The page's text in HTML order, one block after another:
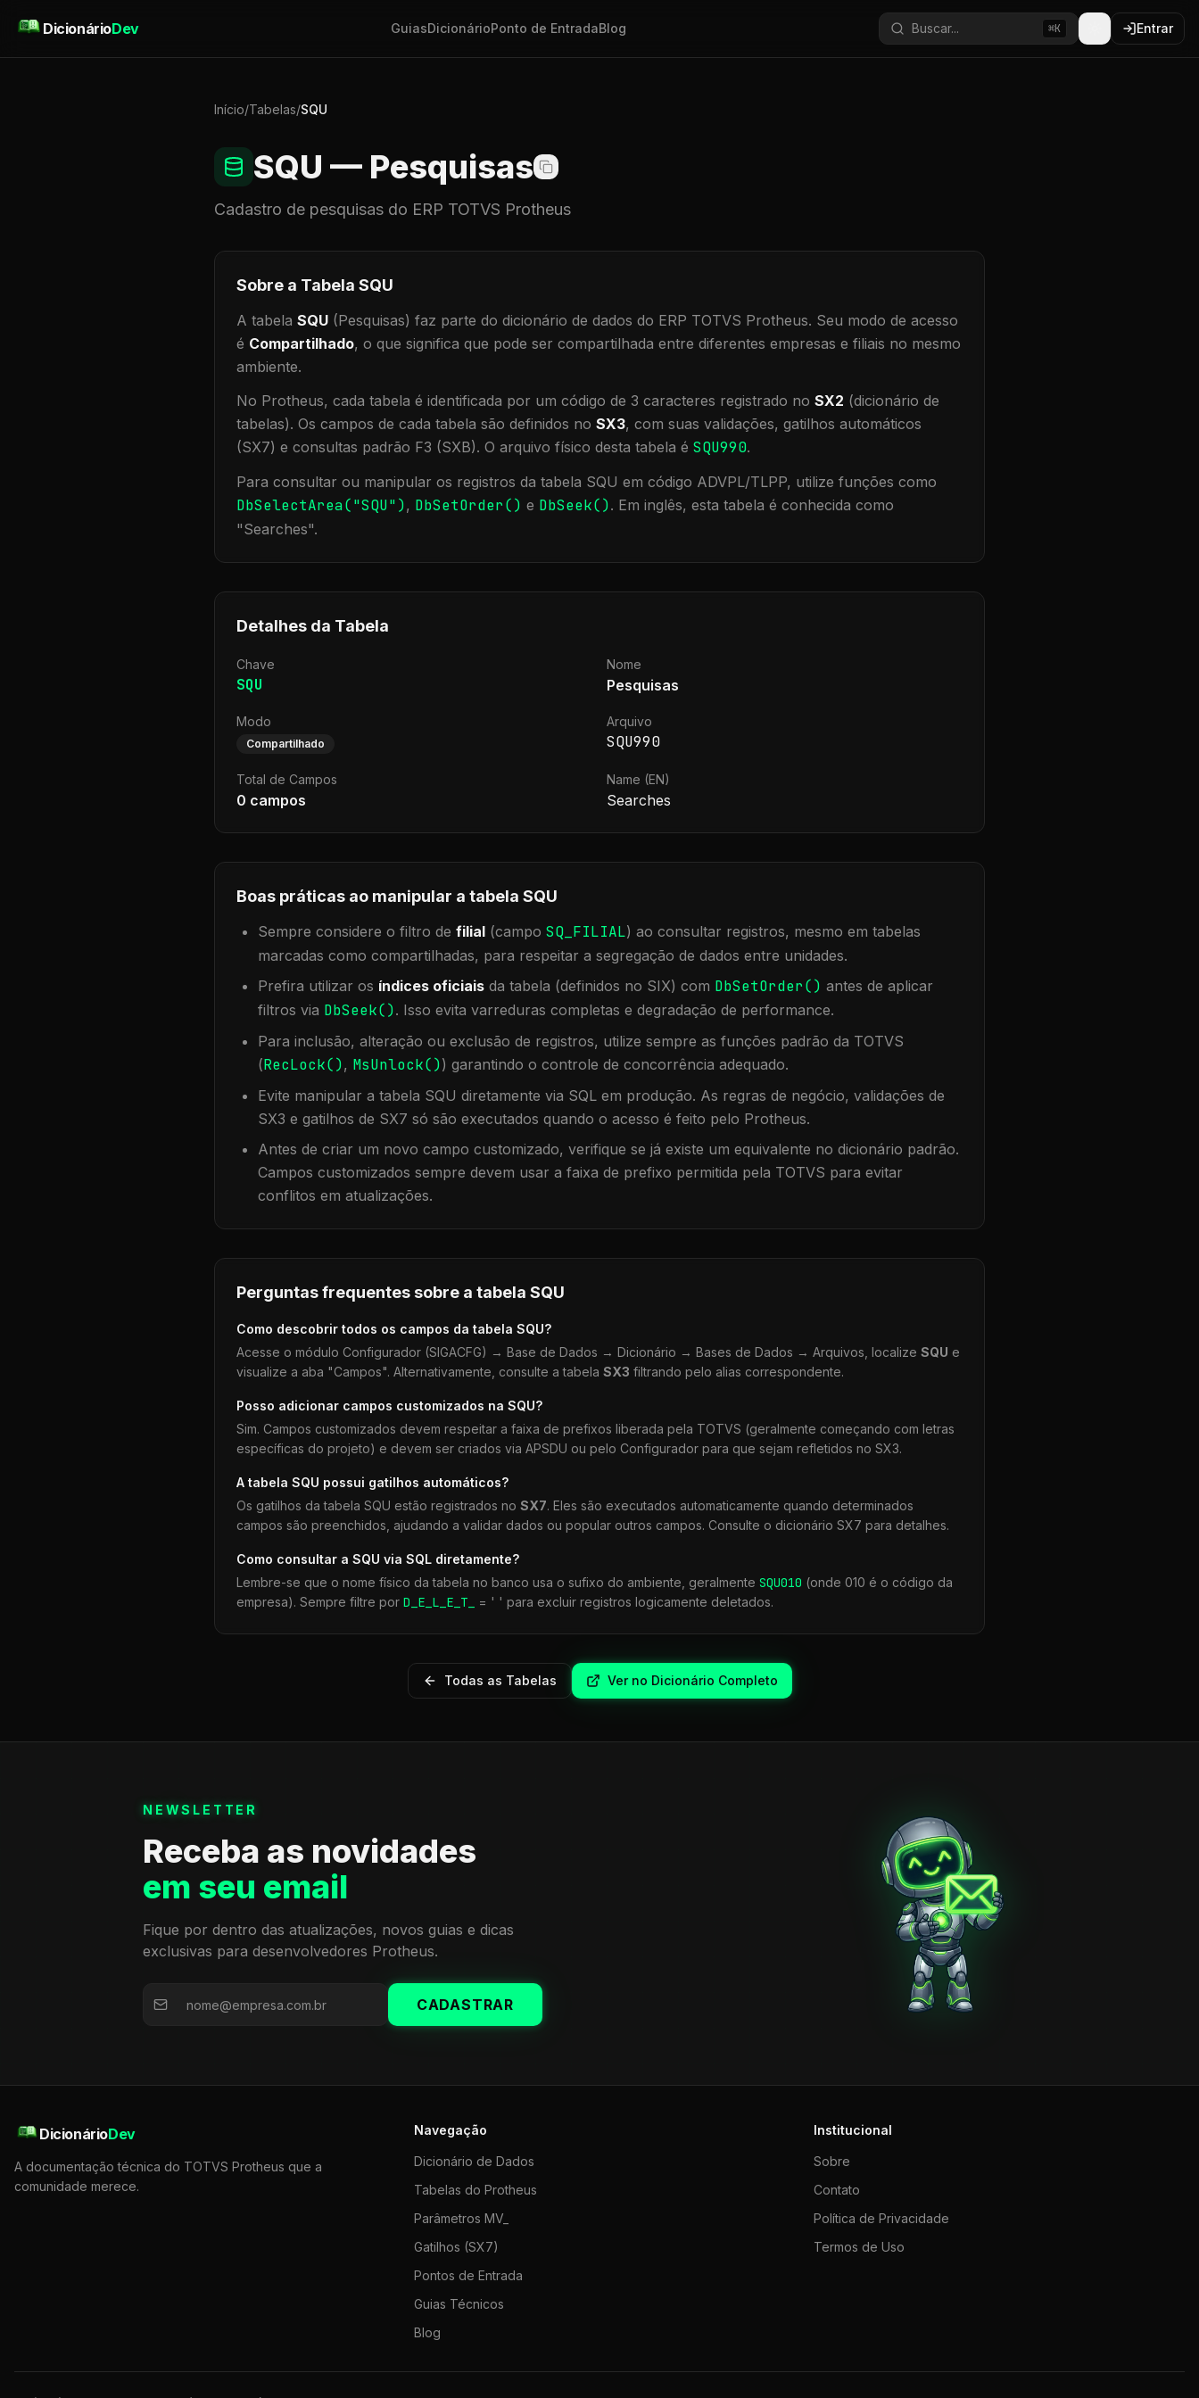
DicionárioDev GuiasDicionárioPonto de EntradaBlog Buscar... ⌘K Entrar
Início/Tabelas/SQU
SQU — Pesquisas
Cadastro de pesquisas do ERP TOTVS Protheus
Sobre a Tabela SQU
A tabela SQU (Pesquisas) faz parte do dicionário de dados do ERP TOTVS Protheus. Seu modo de acesso
é Compartilhado, o que significa que pode ser compartilhada entre diferentes empresas e filiais no mesmo
ambiente.
No Protheus, cada tabela é identificada por um código de 3 caracteres registrado no SX2 (dicionário de
tabelas). Os campos de cada tabela são definidos no SX3, com suas validações, gatilhos automáticos
(SX7) e consultas padrão F3 (SXB). O arquivo físico desta tabela é SQU990.
Para consultar ou manipular os registros da tabela SQU em código ADVPL/TLPP, utilize funções como
DbSelectArea("SQU"), DbSetOrder() e DbSeek(). Em inglês, esta tabela é conhecida como
"Searches".
Detalhes da Tabela
Chave
SQU
Nome
Pesquisas
Modo
Compartilhado
Arquivo
SQU990
Total de Campos
0 campos
Name (EN)
Searches
Boas práticas ao manipular a tabela SQU
Sempre considere o filtro de filial (campo SQ_FILIAL) ao consultar registros, mesmo em tabelas
marcadas como compartilhadas, para respeitar a segregação de dados entre unidades.
Prefira utilizar os índices oficiais da tabela (definidos no SIX) com DbSetOrder() antes de aplicar
filtros via DbSeek(). Isso evita varreduras completas e degradação de performance.
Para inclusão, alteração ou exclusão de registros, utilize sempre as funções padrão da TOTVS
(RecLock(), MsUnlock()) garantindo o controle de concorrência adequado.
Evite manipular a tabela SQU diretamente via SQL em produção. As regras de negócio, validações de
SX3 e gatilhos de SX7 só são executados quando o acesso é feito pelo Protheus.
Antes de criar um novo campo customizado, verifique se já existe um equivalente no dicionário padrão.
Campos customizados sempre devem usar a faixa de prefixo permitida pela TOTVS para evitar
conflitos em atualizações.
Perguntas frequentes sobre a tabela SQU
Como descobrir todos os campos da tabela SQU?
Acesse o módulo Configurador (SIGACFG) → Base de Dados → Dicionário → Bases de Dados → Arquivos, localize SQU e
visualize a aba "Campos". Alternativamente, consulte a tabela SX3 filtrando pelo alias correspondente.
Posso adicionar campos customizados na SQU?
Sim. Campos customizados devem respeitar a faixa de prefixos liberada pela TOTVS (geralmente começando com letras
específicas do projeto) e devem ser criados via APSDU ou pelo Configurador para que sejam refletidos no SX3.
A tabela SQU possui gatilhos automáticos?
Os gatilhos da tabela SQU estão registrados no SX7. Eles são executados automaticamente quando determinados
campos são preenchidos, ajudando a validar dados ou popular outros campos. Consulte o dicionário SX7 para detalhes.
Como consultar a SQU via SQL diretamente?
Lembre-se que o nome físico da tabela no banco usa o sufixo do ambiente, geralmente SQU010 (onde 010 é o código da
empresa). Sempre filtre por D_E_L_E_T_ = ' ' para excluir registros logicamente deletados.
Todas as Tabelas Ver no Dicionário Completo
NEWSLETTER
Receba as novidades
em seu email
Fique por dentro das atualizações, novos guias e dicas
exclusivas para desenvolvedores Protheus.
CADASTRAR
DicionárioDev
A documentação técnica do TOTVS Protheus que a
comunidade merece.
Navegação
Dicionário de Dados
Tabelas do Protheus
Parâmetros MV_
Gatilhos (SX7)
Pontos de Entrada
Guias Técnicos
Blog
Institucional
Sobre
Contato
Política de Privacidade
Termos de Uso